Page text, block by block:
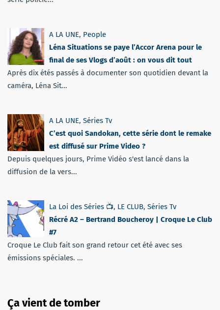
A LA UNE, People
Léna Situations se paye l’Accor Arena pour le
final de ses Vlogs d’août : on vous dit tout
Après dix étés passés à documenter son quotidien devant la
caméra, Léna Sit...
A LA UNE, Séries Tv
C’est quoi Sandokan, cette série dont le remake
est diffusé sur Prime Video ?
Depuis quelques jours, Prime Vidéo s'est lancé dans la
diffusion de la vers...
La Loi des Séries 📺, LE CLUB, Séries Tv
Récré A2 – Bertrand Boucheroy | Croque Le Club
#7
Croque Le Club fait son grand retour cet été avec ses
émissions spéciales. ...
Ça vient de tomber